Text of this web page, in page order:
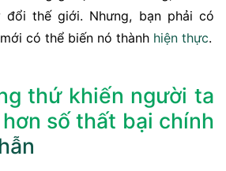
đổi thế giới. Nhưng, bạn phải có
mới có thể biến nó thành hiện thực.
thứ khiến người ta
số thất bại chính